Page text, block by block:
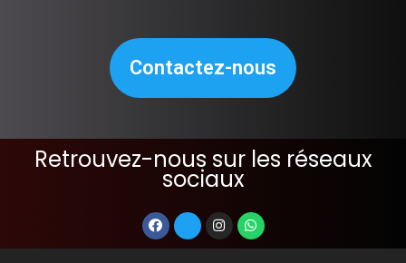
Contactez-nous
Retrouvez-nous sur les réseaux
sociaux